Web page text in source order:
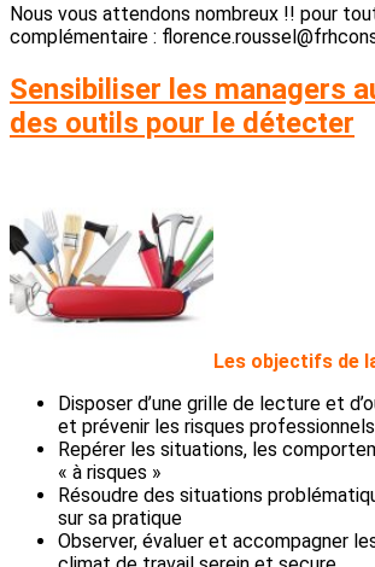
Nous vous attendons nombreux !! pour
complémentaire :
Sensibiliser les managers
des outils pour le détecter
Les objectifs de
Disposer d’une grille de lecture et
et prévenir les risques professionnels
Repérer les situations, les
« à risques »
Résoudre des situations
sur sa pratique
Observer, évaluer et accompagner